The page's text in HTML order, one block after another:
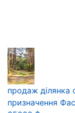
продаж ділянка
призначення